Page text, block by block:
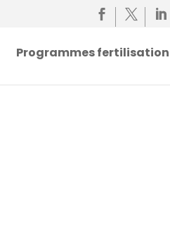
  
Programmes fertilisation